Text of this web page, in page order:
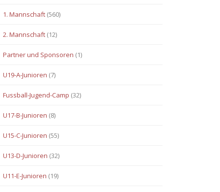
1. Mannschaft (560)
2. Mannschaft (12)
Partner und Sponsoren (1)
U19-A-Junioren (7)
Fussball-Jugend-Camp (32)
U17-B-Junioren (8)
U15-C-Junioren (55)
U13-D-Junioren (32)
U11-E-Junioren (19)